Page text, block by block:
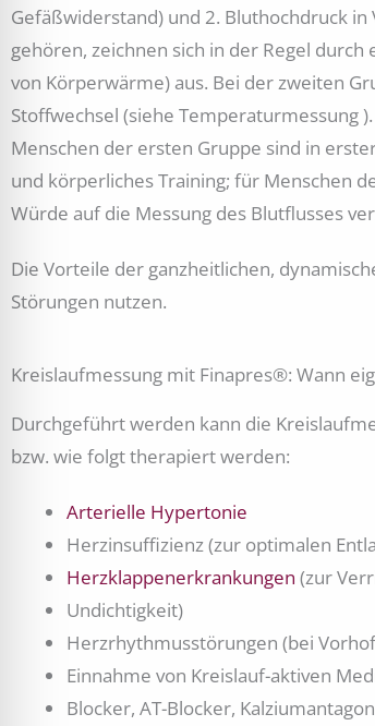
Gefäßwiderstand) und 2. Bluthochdruck
gehören, zeichnen sich in der Regel
von Körperwärme) aus. Bei der zweiten
Stoffwechsel (siehe Temperaturmessung
Menschen der ersten Gruppe sind in
und körperliches Training; für Menschen
Würde auf die Messung des Blutflusses
Die Vorteile der ganzheitlichen,
Störungen nutzen.
Kreislaufmessung mit Finapres®: Wann
Durchgeführt werden kann die
bzw. wie folgt therapiert werden:
Arterielle Hypertonie
Herzinsuffizienz (zur optimalen
Herzklappenerkrankungen (zur
Undichtigkeit)
Herzrhythmusstörungen (bei
Einnahme von Kreislauf-aktiven
Blocker, AT-Blocker,